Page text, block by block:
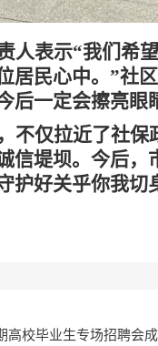
人表示“我们希
居民心中。”社
后一定会擦亮
不仅拉近了社
信堤坝。 今后，
护好关乎你我
高校毕业生专场招聘会